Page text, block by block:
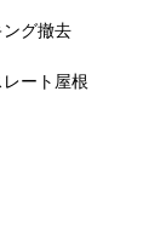
ング撤去
レート屋根